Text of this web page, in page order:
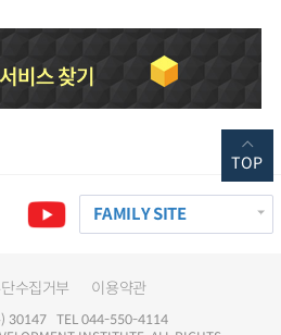
FAMILY SITE
수집거부 이용약관
) 30147 TEL 044-550-4114
TOP